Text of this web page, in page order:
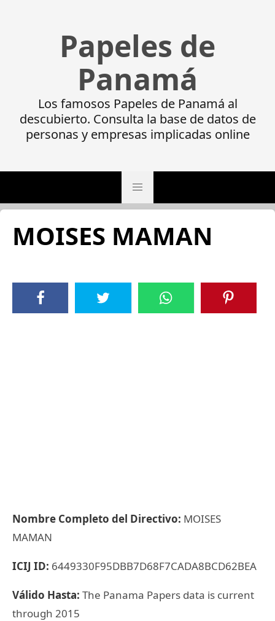
Papeles de
Panamá
Los famosos Papeles de Panamá al
descubierto. Consulta la base de datos de
personas y empresas implicadas online
MOISES MAMAN
Nombre Completo del Directivo: MOISES
MAMAN
ICIJ ID: 6449330F95DBB7D68F7CADA8BCD62BEA
Válido Hasta: The Panama Papers data is current
through 2015